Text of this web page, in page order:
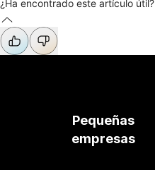
¿Ha encontrado este artículo útil?
Pequeñas
empresas